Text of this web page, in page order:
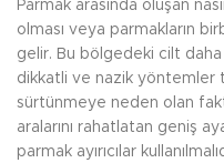
Parmak arasında oluşan
olması veya parmakların
gelir. Bu bölgedeki cilt
dikkatli ve nazik yöntemler
sürtünmeye neden olan
aralarını rahatlatan geniş
parmak ayırıcılar